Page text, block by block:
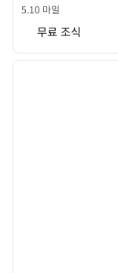
5.10 마일
무료 조식
1/12
이전 이미지